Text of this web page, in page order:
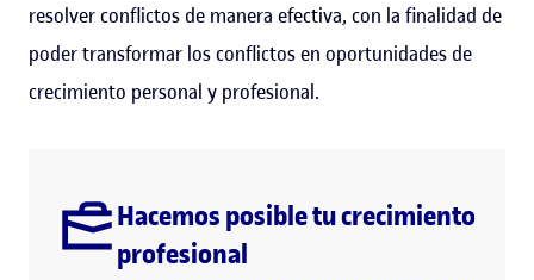
resolver conflictos de manera efectiva, con la finalidad de
poder transformar los conflictos en oportunidades de
crecimiento personal y profesional.
Hacemos posible tu crecimiento
profesional